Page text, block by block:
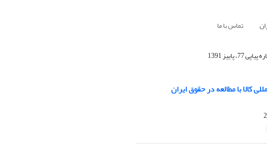
تماس با ما
کالا با مطالعه در حقوق ایران